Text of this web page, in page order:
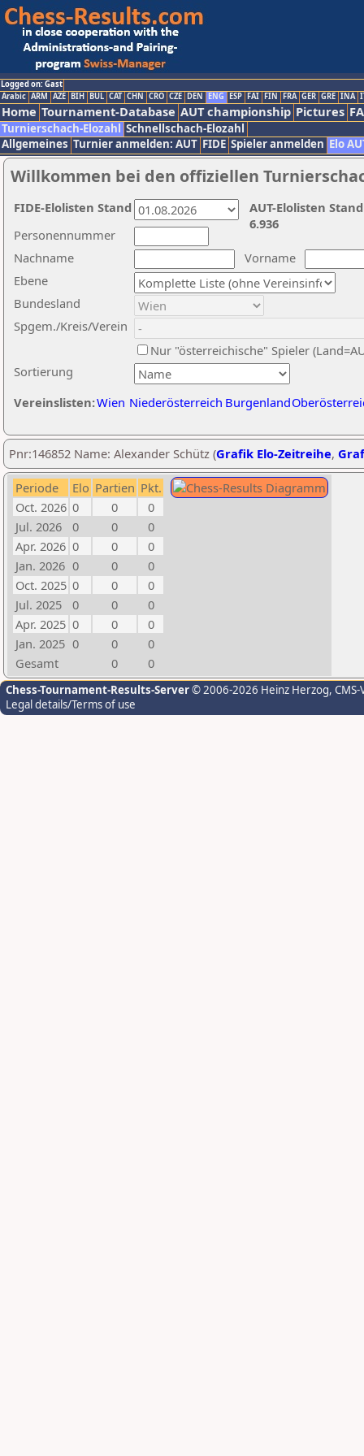
Logged on: Gast
Arabic ARM AZE BIH BUL CAT CHN CRO CZE DEN ENG ESP FAI FIN FRA GER GRE INA
Home Tournament-Database AUT championship Pictures
Turnierschach-Elozahl Schnellschach-Elozahl
Allgemeines Turnier anmelden: AUT FIDE Spieler anmelden Elo
Willkommen bei den offiziellen
Nachname
Vorname
Ebene
Sortierung
Personennummer
Bundesland
Spgem./Kreis/Verein
Nur "österreichische" Spieler
Vereinslisten:Wien Niederösterreich Burgenland
AUT-Elolisten
6.936
FIDE-Elolisten Stand
Pnr:146852 Name: Alexander Schütz (Grafik Elo-Zeitreihe,
Periode Elo Partien Pkt.
Oct. 2026 0 0
0
Jul. 2026
0 0
0
Apr. 2026 0 0
0
Jan. 2026 0 0
0
Oct. 2025 0 0
0
Jul. 2025
0 0
0
Apr. 2025 0 0
0
Jan. 2025 0 0
0
Gesamt
0 0
Chess-Tournament-Results-Server© 2006-2026 Heinz Herzog,
Legal details/Terms of use